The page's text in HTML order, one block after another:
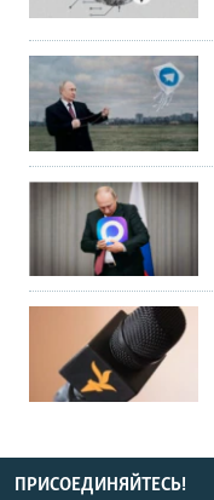
ПРИСОЕДИНЯЙТЕСЬ!